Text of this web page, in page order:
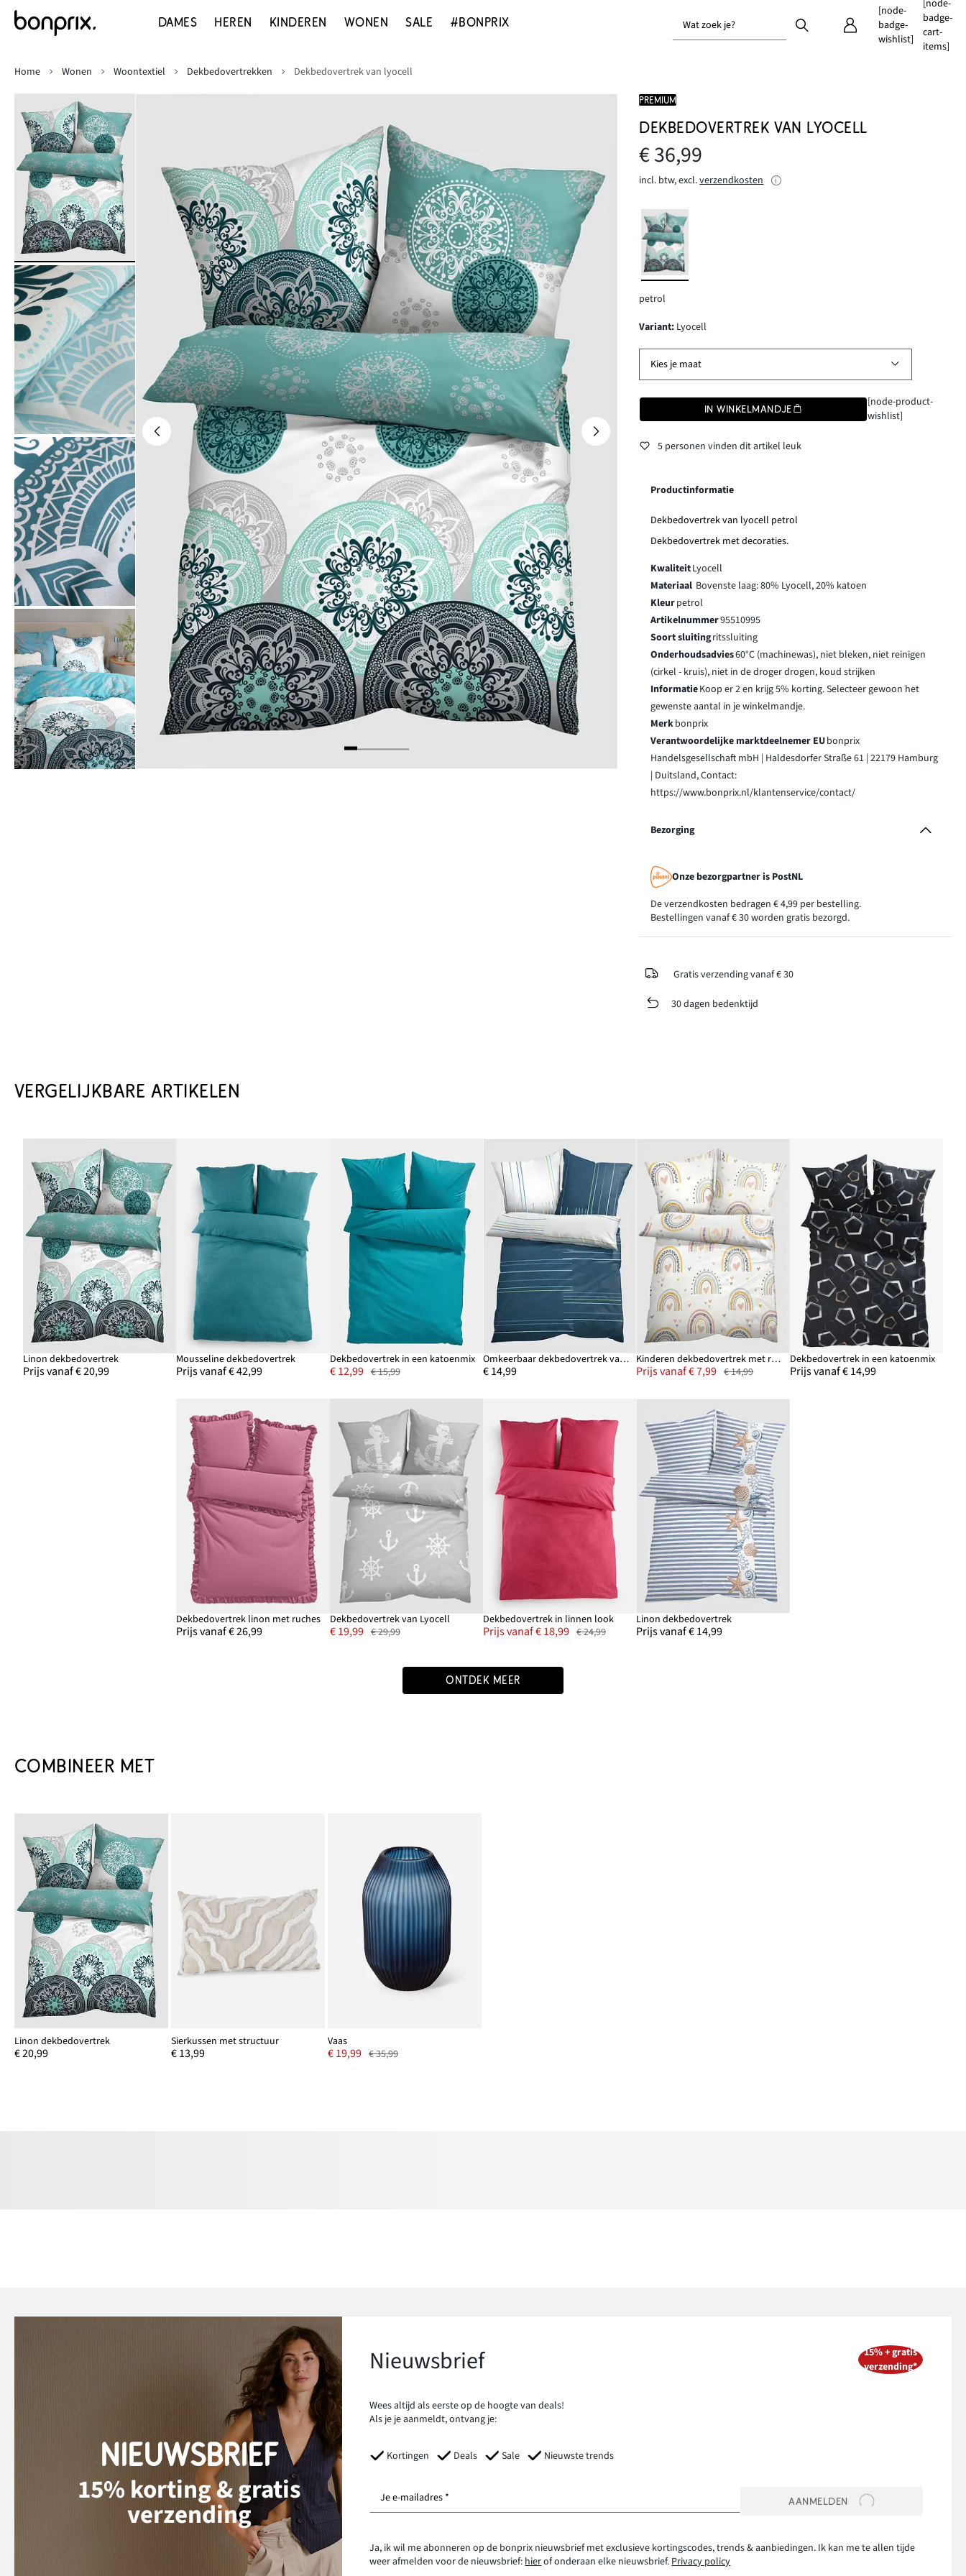
DAMES HEREN KINDEREN WONEN SALE #BONPRIX Wat zoek je?
[node-
badge-
wishlist]
[node-
badge-
cart-
items]
Home
Wonen Woontextiel Dekbedovertrekken Dekbedovertrek van lyocell
PREMIUM
DEKBEDOVERTREK VAN LYOCELL
€ 36,99
incl. btw, excl.verzendkosten
petrol
Variant: Lyocell
Kies je maat
IN WINKELMANDJE
[node-product-
wishlist]
5 personen vinden dit artikel leuk
Productinformatie
Dekbedovertrek van lyocell petrol
Dekbedovertrek met decoraties.
KwaliteitLyocell
Materiaal Bovenste laag: 80% Lyocell, 20% katoen
Kleurpetrol
Artikelnummer95510995
Soort sluitingritssluiting
Onderhoudsadvies60°C (machinewas), niet bleken, niet reinigen
(cirkel - kruis), niet in de droger drogen, koud strijken
InformatieKoop er 2 en krijg 5% korting. Selecteer gewoon het
gewenste aantal in je winkelmandje.
Merkbonprix
Verantwoordelijke marktdeelnemer EUbonprix
Handelsgesellschaft mbH | Haldesdorfer Straße 61 | 22179 Hamburg
| Duitsland, Contact:
https://www.bonprix.nl/klantenservice/contact/
Bezorging
Onze bezorgpartner is PostNL
De verzendkosten bedragen € 4,99 per bestelling.
Bestellingen vanaf € 30 worden gratis bezorgd.
Gratis verzending vanaf € 30
30 dagen bedenktijd
VERGELIJKBARE ARTIKELEN
Linon dekbedovertrek
Prijs vanaf € 20,99
Mousseline dekbedovertrek
Prijs vanaf € 42,99
Dekbedovertrek in een katoenmix
€ 12,99 € 15,99
Omkeerbaar dekbedovertrek van katoenmix
€ 14,99
Kinderen dekbedovertrek met regenbogen
Prijs vanaf € 7,99 € 14,99
Dekbedovertrek in een katoenmix
Prijs vanaf € 14,99
Dekbedovertrek linon met ruches
Prijs vanaf € 26,99
Dekbedovertrek van Lyocell
€ 19,99 € 29,99
Dekbedovertrek in linnen look
Prijs vanaf € 18,99 € 24,99
Linon dekbedovertrek
Prijs vanaf € 14,99
ONTDEK MEER
COMBINEER MET
Linon dekbedovertrek
€ 20,99
Sierkussen met structuur
€ 13,99
Vaas
€ 19,99 € 35,99
NIEUWSBRIEF
15% korting & gratis
verzending
Nieuwsbrief
Wees altijd als eerste op de hoogte van deals!
Als je je aanmeldt, ontvang je:
Kortingen Deals Sale Nieuwste trends
15% + gratis
verzending*
Je e-mailadres * AANMELDEN
Ja, ik wil me abonneren op de bonprix nieuwsbrief met exclusieve kortingscodes, trends & aanbiedingen. Ik kan me te allen tijde
weer afmelden voor de nieuwsbrief:hierof onderaan elke nieuwsbrief.Privacy policy